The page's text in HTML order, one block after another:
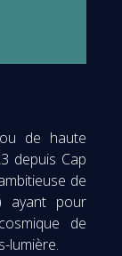
de haute
depuis Cap
de
ayant pour
de
lumière.